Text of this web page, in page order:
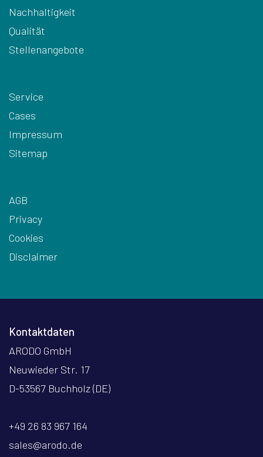
Nachhaltigkeit
Qualität
Stellenangebote
Service
Cases
Impressum
Sitemap
AGB
Privacy
Cookies
Disclaimer
Kontaktdaten
ARODO GmbH
Neuwieder Str. 17
D-53567 Buchholz (DE)
+49 26 83 967 164
sales@arodo.de